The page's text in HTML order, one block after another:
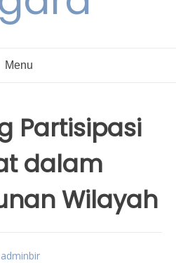
Menu
Partisipasi
dalam
Wilayah
adminbir